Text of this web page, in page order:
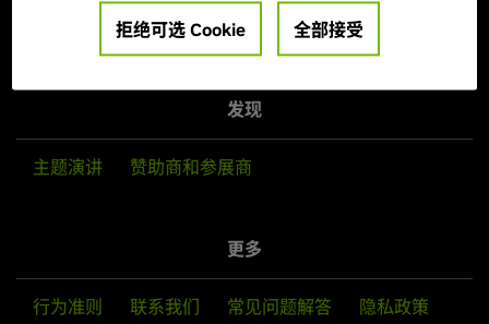
创业公司和投资机构 培训和认证
发现
主题演讲 赞助商和参展商
更多
行为准则 联系我们 常见问题解答 隐私政策
拒绝可选 Cookie 全部接受